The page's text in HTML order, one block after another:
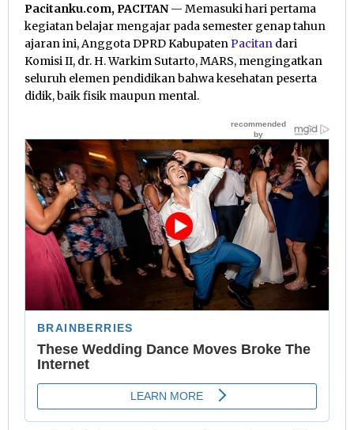
Pacitanku.com, PACITAN — Memasuki hari pertama
kegiatan belajar mengajar pada semester genap tahun
ajaran ini, Anggota DPRD KabupatenPacitan dari
Komisi II, dr. H. Warkim Sutarto, MARS, mengingatkan
seluruh elemen pendidikan bahwa kesehatan peserta
didik, baik fisik maupun mental.